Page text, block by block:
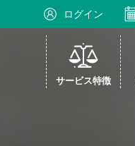
ログイン
サービス特徴